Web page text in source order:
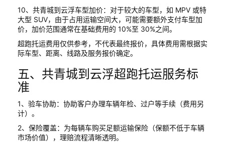
10、共青城到云浮车型加价：对于较大的车型，如 MPV 或特
大型 SUV，由于占用运输空间大，可能需要额外支付车型加
价，加价范围通常在基础费用的 10%至 30%之间。
超跑托运费用仅供参考，不代表最终报价，具体费用需根据实
际车型、距离、线路及服务报价确定。
五、共青城到云浮超跑托运服务标
准
1、验车协助：协助客户办理车辆年检、过户等手续（费用另
计）。
2、保险覆盖：为每辆车购买足额运输保险（保额不低于车辆
市场价值），理赔流程清晰透明。